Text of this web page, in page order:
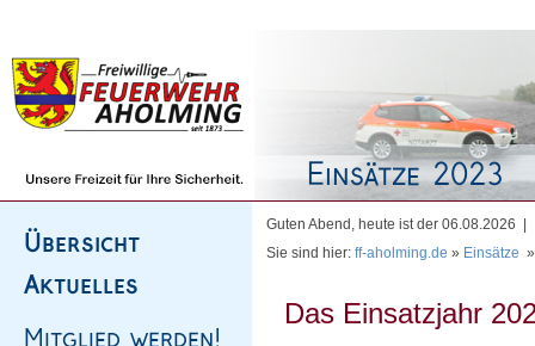
Guten Abend, heute ist der 06.08.2026 |
Sie sind hier: ff-aholming.de » Einsätze
Das Einsatzjahr